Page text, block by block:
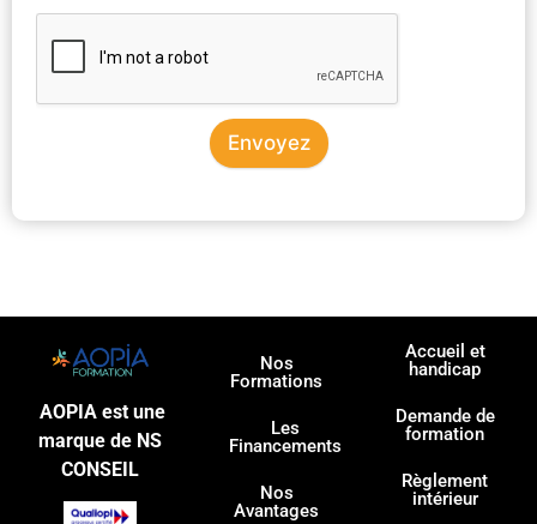
Envoyez
AOPIA est une
marque de NS
CONSEIL
Nos
Formations
Les
Financements
Nos
Avantages
Accueil et
handicap
Demande de
formation
Règlement
intérieur